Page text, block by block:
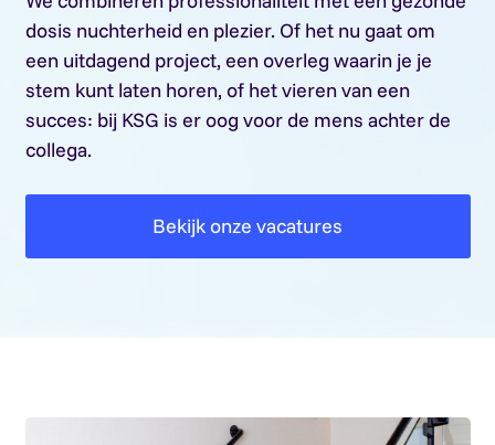
dosis nuchterheid en plezier. Of het nu gaat om
een uitdagend project, een overleg waarin je je
stem kunt laten horen, of het vieren van een
succes: bij KSG is er oog voor de mens achter de
collega.
Bekijk onze vacatures